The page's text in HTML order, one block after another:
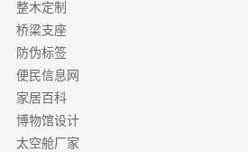
整木定制
桥梁支座
防伪标签
便民信息网
家居百科
博物馆设计
太空舱厂家